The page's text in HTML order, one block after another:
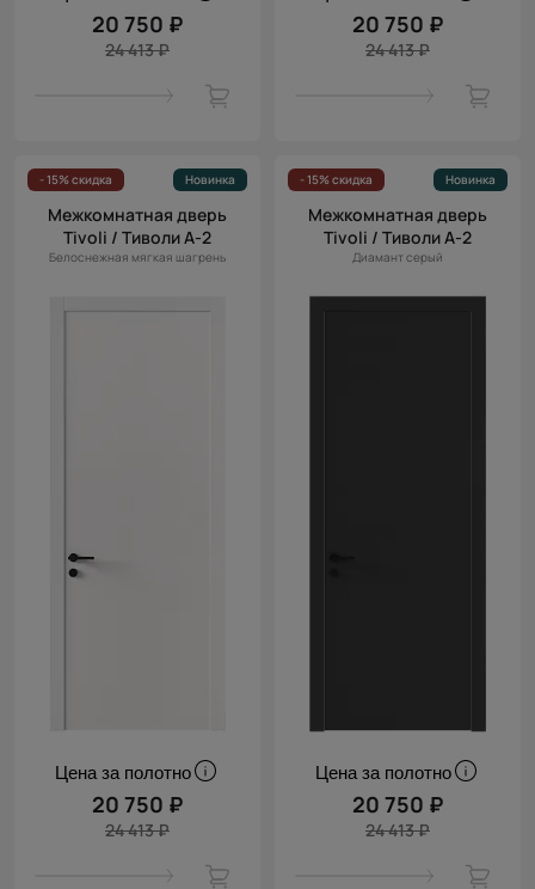
20 750 ₽
24 413 ₽
20 750 ₽
24 413 ₽
- 15% скидка Новинка
Межкомнатная дверь
Tivoli / Тиволи А-2
Белоснежная мягкая шагрень
Цена за полотно
20 750 ₽
24 413 ₽
- 15% скидка Новинка
Межкомнатная дверь
Tivoli / Тиволи А-2
Диамант серый
Цена за полотно
20 750 ₽
24 413 ₽